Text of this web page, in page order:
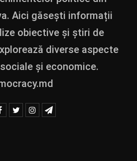
Aici găsești informații
obiective și știri de
diverse aspecte
și economice.